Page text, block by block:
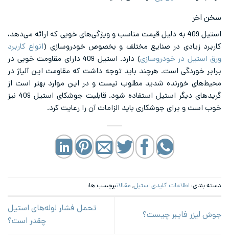
استیل 409 به دلیل قیمت مناسب و ویژگی‌های خوبی که ارائه می‌دهد،
زیادی در صنایع مختلف و بخصوص خودروسازی (انواع کاربرد
در خودروسازی
) دارد. استیل 409 دارای مقاومت خوبی در
خوردگی است. هرچند باید توجه داشت که مقاومت این آلیاژ در
خورنده شدید مطلوب نیست و در این موارد بهتر است از
گریدهای دیگر استیل استفاده شود. قابلیت جوشکای استیل 409 نیز
و برای جوشکاری باید الزامات آن را رعایت کرد.
اطلاعات کلیدی استیل,مقالاتبرچسب ها:
فایبر چیست؟
تحمل فشار لوله‌های استیل
چقدر است؟